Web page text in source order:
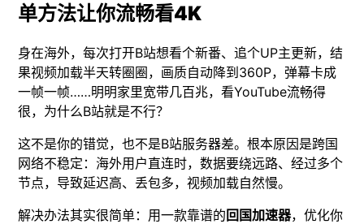
单方法让你流畅看4K
身在海外，每次打开B站想看个新番、追个UP主更新，结
果视频加载半天转圈圈，画质自动降到360P，弹幕卡成
一帧一帧……明明家里宽带几百兆，看YouTube流畅得
很，为什么B站就是不行？
这不是你的错觉，也不是B站服务器差。根本原因是跨国
网络不稳定：海外用户直连时，数据要绕远路、经过多个
节点，导致延迟高、丢包多，视频加载自然慢。
解决办法其实很简单：用一款靠谱的回国加速器，优化你